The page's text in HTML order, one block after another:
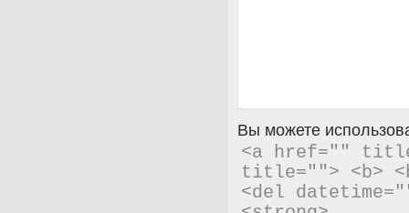
Вы можете
<a href=""
title=""> <b>
<del